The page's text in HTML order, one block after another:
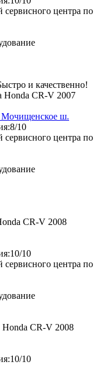
сервисного центра по
и качественно!
Honda CR-V 2007
Мочищенское ш.
10
сервисного центра по
CR-V 2008
10
сервисного центра по
CR-V 2008
10